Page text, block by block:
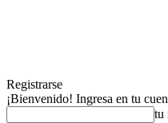
Registrarse
¡Bienvenido! Ingresa en tu
tu